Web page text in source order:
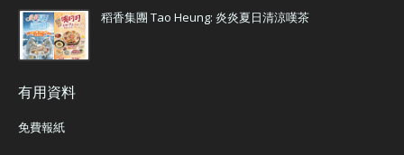
稻香集團 Tao Heung: 炎炎夏日清涼嘆茶
有用資料
免費報紙